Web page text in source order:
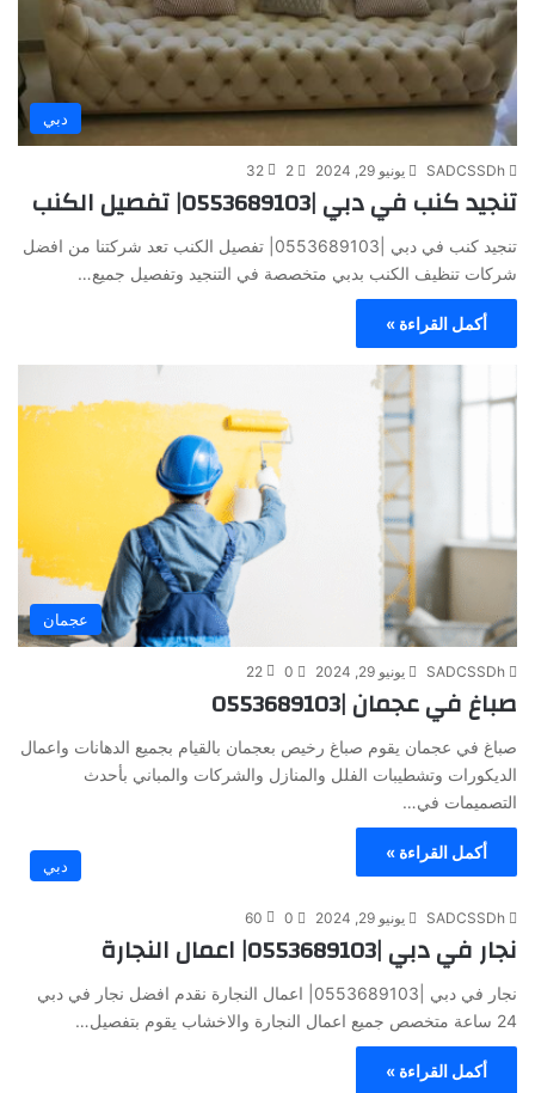
دبي
SADCSSDh يونيو 29, 2024 2
32
تنجيد كنب في دبي |0553689103| تفصيل الكنب
تنجيد كنب في دبي |0553689103| تفصيل الكنب تعد شركتنا من افضل
شركات تنظيف الكنب بدبي متخصصة في التنجيد وتفصيل جميع…
أكمل القراءة »
عجمان
SADCSSDh يونيو 29, 2024 0
22
صباغ في عجمان |0553689103
صباغ في عجمان يقوم صباغ رخيص بعجمان بالقيام بجميع الدهانات واعمال
الديكورات وتشطيبات الفلل والمنازل والشركات والمباني بأحدث
التصميمات في…
أكمل القراءة »
دبي
SADCSSDh يونيو 29, 2024 0
60
نجار في دبي |0553689103| اعمال النجارة
نجار في دبي |0553689103| اعمال النجارة نقدم افضل نجار في دبي
24 ساعة متخصص جميع اعمال النجارة والاخشاب يقوم بتفصيل…
أكمل القراءة »